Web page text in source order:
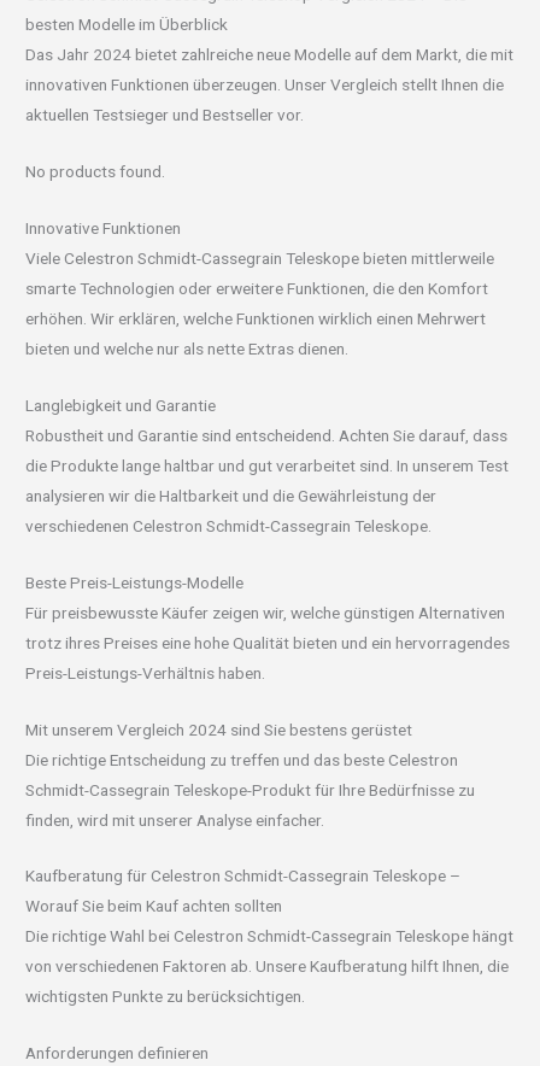
besten Modelle im Überblick
Das Jahr 2024 bietet zahlreiche neue Modelle auf dem Markt, die mit
innovativen Funktionen überzeugen. Unser Vergleich stellt Ihnen die
aktuellen Testsieger und Bestseller vor.
No products found.
Innovative Funktionen
Viele Celestron Schmidt-Cassegrain Teleskope bieten mittlerweile
smarte Technologien oder erweitere Funktionen, die den Komfort
erhöhen. Wir erklären, welche Funktionen wirklich einen Mehrwert
bieten und welche nur als nette Extras dienen.
Langlebigkeit und Garantie
Robustheit und Garantie sind entscheidend. Achten Sie darauf, dass
die Produkte lange haltbar und gut verarbeitet sind. In unserem Test
analysieren wir die Haltbarkeit und die Gewährleistung der
verschiedenen Celestron Schmidt-Cassegrain Teleskope.
Beste Preis-Leistungs-Modelle
Für preisbewusste Käufer zeigen wir, welche günstigen Alternativen
trotz ihres Preises eine hohe Qualität bieten und ein hervorragendes
Preis-Leistungs-Verhältnis haben.
Mit unserem Vergleich 2024 sind Sie bestens gerüstet
Die richtige Entscheidung zu treffen und das beste Celestron
Schmidt-Cassegrain Teleskope-Produkt für Ihre Bedürfnisse zu
finden, wird mit unserer Analyse einfacher.
Kaufberatung für Celestron Schmidt-Cassegrain Teleskope –
Worauf Sie beim Kauf achten sollten
Die richtige Wahl bei Celestron Schmidt-Cassegrain Teleskope hängt
von verschiedenen Faktoren ab. Unsere Kaufberatung hilft Ihnen, die
wichtigsten Punkte zu berücksichtigen.
Anforderungen definieren